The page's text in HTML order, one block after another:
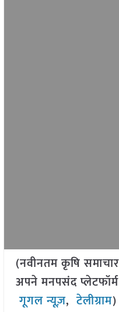
(नवीनतम कृषि
अपने मनपसंद
गूगल न्यूज़,टेलीग्राम)